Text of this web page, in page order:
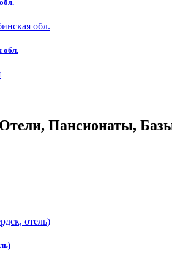
обл.
Пансионаты,